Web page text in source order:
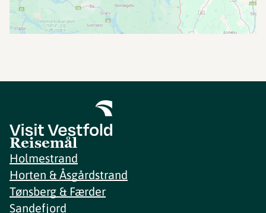
Reisemål
Holmestrand
Horten & Åsgårdstrand
Tønsberg & Færder
Sandefjord